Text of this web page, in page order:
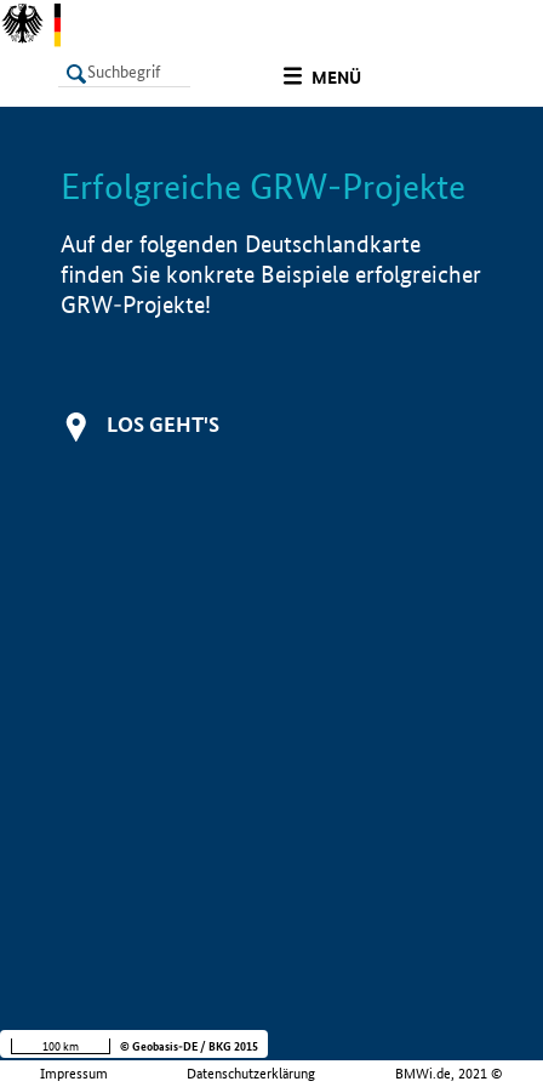
MENÜ
LISTE Info
Erfolgreiche GRW-Projekte
Auf der folgenden Deutschlandkarte
finden Sie konkrete Beispiele erfolgreicher
GRW-Projekte!
LOS GEHT'S
Impressum Datenschutzerklärung BMWi.de, 2021 ©
100 km © Geobasis-DE / BKG 2015